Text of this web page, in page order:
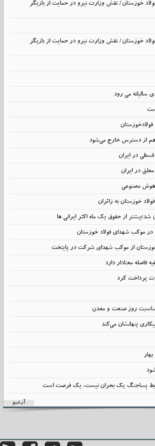
خوزستان/ نقش وزارت نیرو در حمایت از بازیگر
خوزستان/ نقش وزارت نیرو در حمایت از بازیگر
می رود
از دسترس خارج می‌شود
در ایران
در ایران
مصنوعی
خوزستان به زائران
موکب شهدای فولاد خوزستان
خوزستان از موکب شهدای شرکت در پایتخت
معنادار دارد
روز صنعت و معدن
پنهانشان می‌کند
پساجنگ یک بحران نیست، یک فرصت است
آرشیو